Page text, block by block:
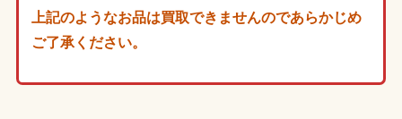
上記のようなお品は買取できませんのであらかじめ
ご了承ください。